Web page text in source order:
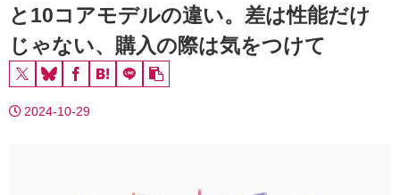
と10コアモデルの違い。差は性能だけ
じゃない、購入の際は気をつけて
2024-10-29